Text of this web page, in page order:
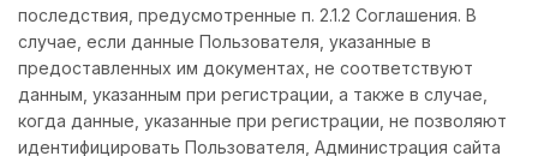
последствия, предусмотренные п. 2.1.2 Соглашения. В
случае, если данные Пользователя, указанные в
предоставленных им документах, не соответствуют
данным, указанным при регистрации, а также в случае,
когда данные, указанные при регистрации, не позволяют
идентифицировать Пользователя, Администрация сайта